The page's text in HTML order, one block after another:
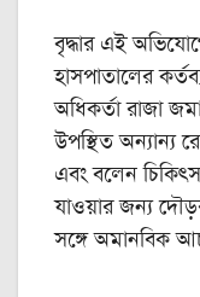
বৃদ্ধার এই
হাসপাতালের
অধিকর্তা রাজা
উপস্থিত অন্যান্য
এবং বলেন
যাওয়ার জন্য
সঙ্গে অমানবিক